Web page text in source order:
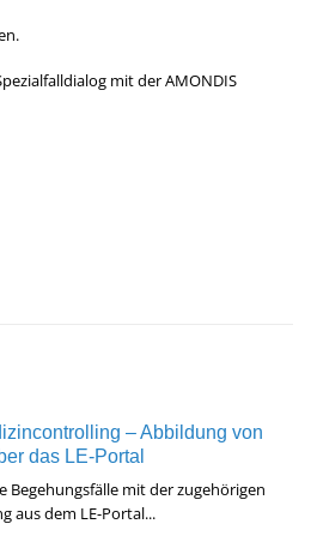
mit der AMONDIS
– Abbildung von
das LE-Portal
Begehungsfälle mit der zugehörigen
aus dem LE-Portal...